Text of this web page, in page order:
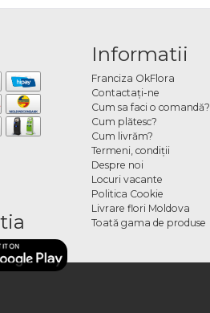
Informatii
Franciza OkFlora
Contactaţi-ne
Cum sa faci o comandă?
Cum plătesc?
Cum livrăm?
Termeni, condiţii
Despre noi
Locuri vacante
Politica Cookie
Livrare flori Moldova
Toată gama de produse